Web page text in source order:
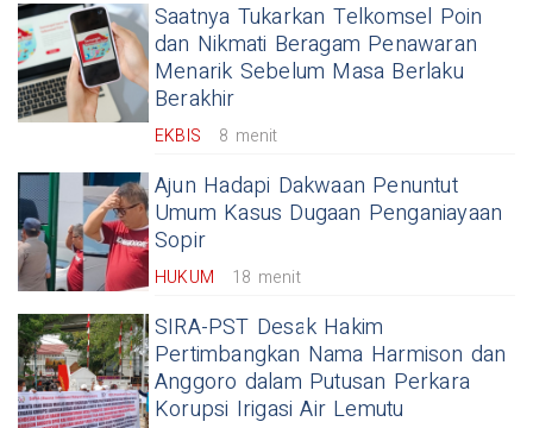
Saatnya Tukarkan Telkomsel Poin
dan Nikmati Beragam Penawaran
Menarik Sebelum Masa Berlaku
Berakhir
EKBIS 8 menit
Ajun Hadapi Dakwaan Penuntut
Umum Kasus Dugaan Penganiayaan
Sopir
HUKUM 18 menit
SIRA-PST Desak Hakim
Pertimbangkan Nama Harmison dan
Anggoro dalam Putusan Perkara
Korupsi Irigasi Air Lemutu